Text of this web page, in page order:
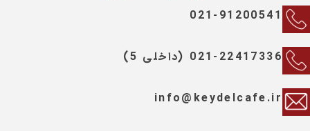
021-91200541
021-22417336 (داخلی 5)
info@keydelcafe.ir